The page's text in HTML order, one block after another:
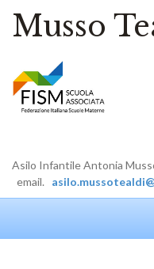
Musso
Asilo Infantile Antonia
email.